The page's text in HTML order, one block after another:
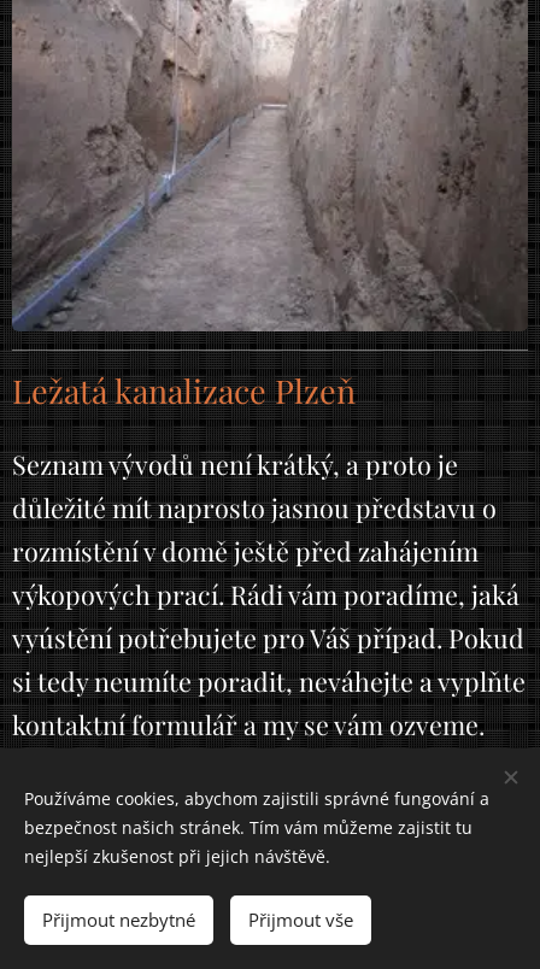
Ležatá kanalizace Plzeň
Seznam vývodů není krátký, a proto je
důležité mít naprosto jasnou představu o
rozmístění v domě ještě před zahájením
výkopových prací. Rádi vám poradíme, jaká
vyústění potřebujete pro Váš případ. Pokud
si tedy neumíte poradit, neváhejte a vyplňte
kontaktní formulář a my se vám ozveme.
Používáme cookies, abychom zajistili správné fungování a
bezpečnost našich stránek. Tím vám můžeme zajistit tu
nejlepší zkušenost při jejich návštěvě.
Přijmout nezbytné Přijmout vše